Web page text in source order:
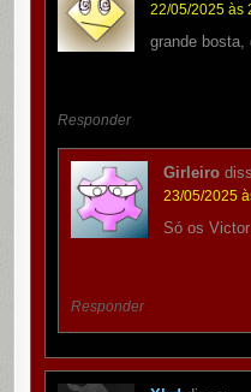
22/05/2025 às
grande bosta,
Responder
Girleiro
23/05/2025
Só os
Responder